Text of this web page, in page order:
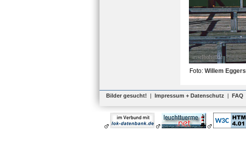
Foto: Willem Eggers
Bilder gesucht! | Impressum + Datenschutz | FAQ